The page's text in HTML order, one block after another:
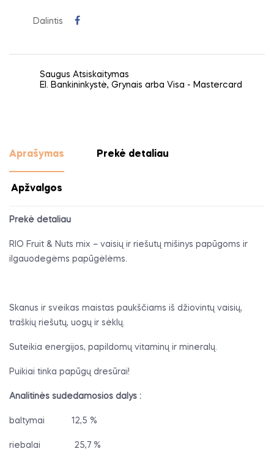
Dalintis
Saugus Atsiskaitymas
El. Bankininkystė, Grynais arba Visa - Mastercard
Aprašymas Prekė detaliau
Apžvalgos
Prekė detaliau
RIO Fruit & Nuts mix – vaisių ir riešutų mišinys papūgoms ir
ilgauodegėms papūgėlėms.
Skanus ir sveikas maistas paukščiams iš džiovintų vaisių,
traškių riešutų, uogų ir sėklų.
Suteikia energijos, papildomų vitaminų ir mineralų.
Puikiai tinka papūgų dresūrai!
Analitinės sudedamosios dalys :
baltymai 12,5 %
riebalai 25,7 %